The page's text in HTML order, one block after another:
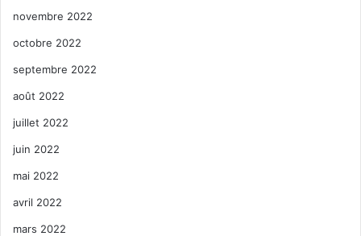
novembre 2022
octobre 2022
septembre 2022
août 2022
juillet 2022
juin 2022
mai 2022
avril 2022
mars 2022